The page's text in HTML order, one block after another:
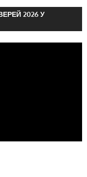
2026 У